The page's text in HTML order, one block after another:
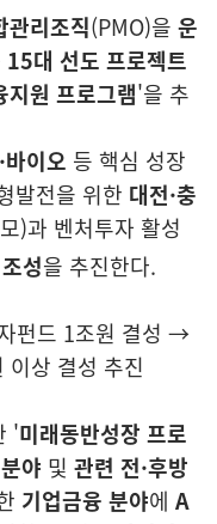
관리조직(PMO)을 운
15대 선도 프로젝트
지원 프로그램'을 추
바이오 등 핵심 성장
발전을 위한 대전·충
)과 벤처투자 활성
성을 추진한다.
펀드 1조원 결성 →
상 결성 추진
'미래동반성장 프로
야 및 관련 전·후방
기업금융 분야에 A